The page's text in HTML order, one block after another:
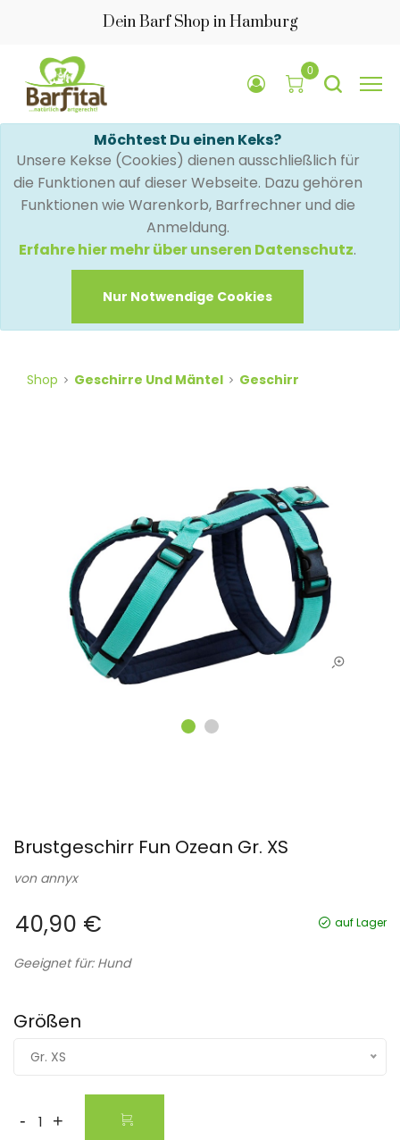
Dein Barf Shop in Hamburg
0
Möchtest Du einen Keks?
Unsere Kekse (Cookies) dienen ausschließlich für
die Funktionen auf dieser Webseite. Dazu gehören
Funktionen wie Warenkorb, Barfrechner und die
Anmeldung.
Erfahre hier mehr über unseren Datenschutz.
Nur Notwendige Cookies
Shop Geschirre Und Mäntel Geschirr
Brustgeschirr Fun Ozean Gr. XS
von annyx
40,90 € auf Lager
Geeignet für: Hund
Größen
Gr. XS
- +